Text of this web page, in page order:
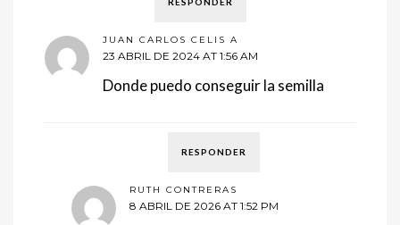
JUAN CARLOS CELIS A
23 ABRIL DE 2024 AT 1:56 AM
Donde puedo conseguir la semilla
RESPONDER
RUTH CONTRERAS
8 ABRIL DE 2026 AT 1:52 PM